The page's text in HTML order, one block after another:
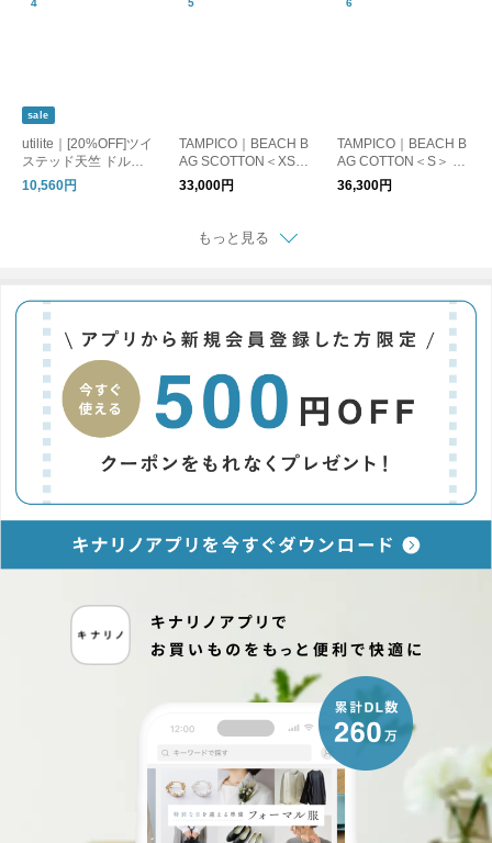
sale
utilite｜[20%OFF]ツイ
ステッド天竺 ドルマ
ンプルオーバー
10,560円
TAMPICO｜BEACH B
AG SCOTTON＜XS＞
コットンキャンバス
バッグ
33,000円
TAMPICO｜BEACH B
AG COTTON＜S＞ コ
ットンキャンバス バ
ッグ
36,300円
もっと見る